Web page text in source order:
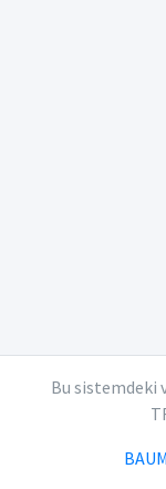
Bu sistemdeki